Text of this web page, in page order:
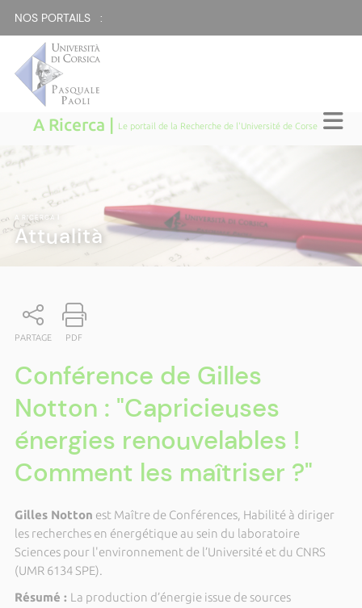
NOS PORTAILS :
A Ricerca | Le portail de la Recherche de l'Université de Corse
A RICERCA
Attualità
PARTAGE PDF
Conférence de Gilles
Notton : "Capricieuses
énergies renouvelables !
Comment les maîtriser ?"
Gilles Notton est Maître de Conférences, Habilité à diriger
les recherches en énergétique au sein du laboratoire
Sciences pour l'environnement de l’Université et du CNRS
(UMR 6134 SPE).
Résumé : La production d’énergie issue de sources